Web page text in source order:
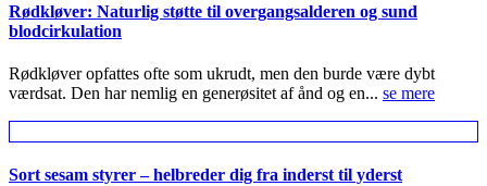
Rødkløver: Naturlig støtte til overgangsalderen og sund
blodcirkulation
Rødkløver opfattes ofte som ukrudt, men den burde være dybt
værdsat. Den har nemlig en generøsitet af ånd og en... se mere
Sort sesam styrer – helbreder dig fra inderst til yderst